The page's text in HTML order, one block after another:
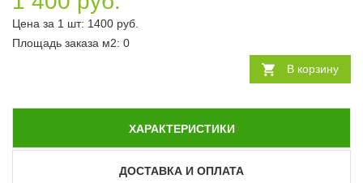
Цена за 1 шт: 1400 руб.
Площадь заказа м2: 0
В корзину
ХАРАКТЕРИСТИКИ
ДОСТАВКА И ОПЛАТА